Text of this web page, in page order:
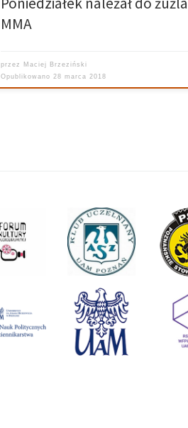
MMA
przez Maciej Brzeziński
Opublikowano28 marca 2018